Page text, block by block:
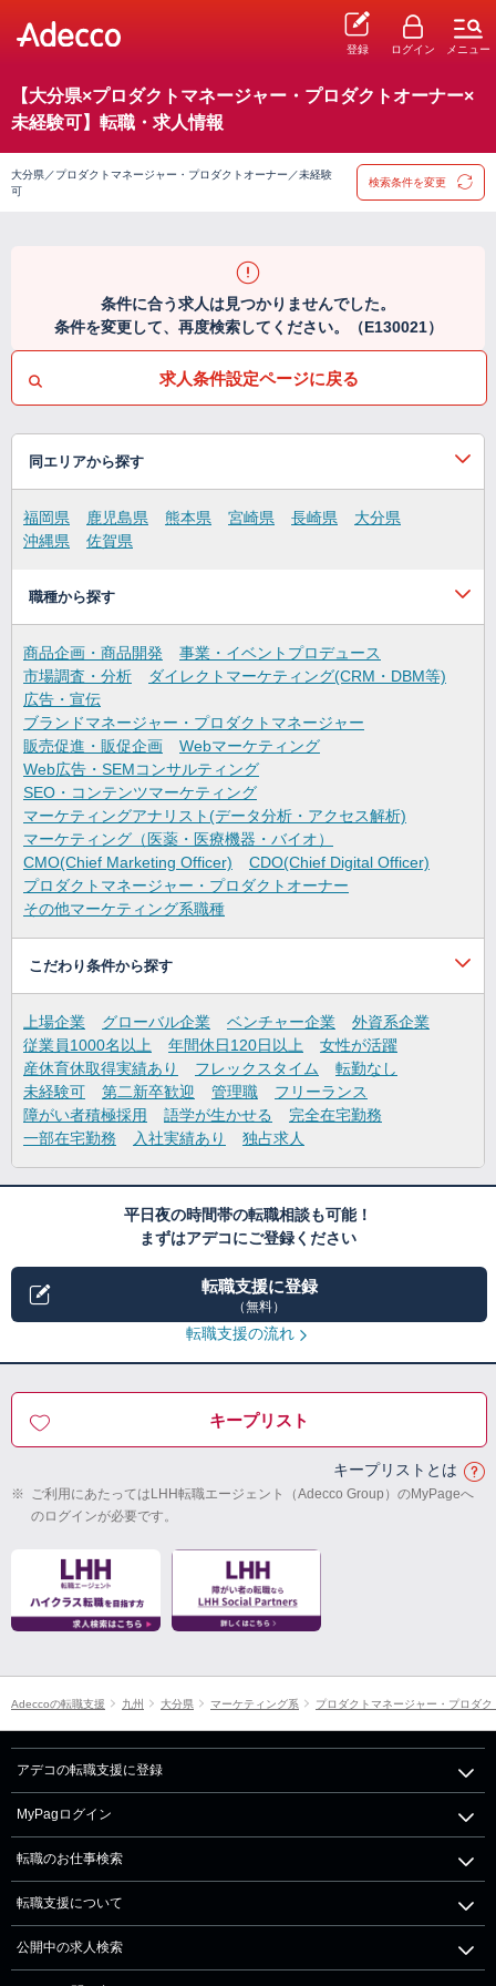
登録 ログイン メニュー
【大分県×プロダクトマネージャー・プロダクトオーナー×
未経験可】転職・求人情報
大分県／プロダクトマネージャー・プロダクトオーナー／未経験
可
検索条件を変更
条件に合う求人は見つかりませんでした。
条件を変更して、再度検索してください。（E130021）
求人条件設定ページに戻る
同エリアから探す
福岡県 鹿児島県 熊本県 宮崎県 長崎県
大分県
沖縄県
佐賀県
職種から探す
商品企画・商品開発
事業・イベントプロデュース
市場調査・分析
ダイレクトマーケティング(CRM・DBM等)
広告・宣伝
ブランドマネージャー・プロダクトマネージャー
販売促進・販促企画
Webマーケティング
Web広告・SEMコンサルティング
SEO・コンテンツマーケティング
マーケティングアナリスト(データ分析・アクセス解析)
マーケティング（医薬・医療機器・バイオ）
CMO(Chief Marketing Officer)
CDO(Chief Digital Officer)
プロダクトマネージャー・プロダクトオーナー
その他マーケティング系職種
こだわり条件から探す
上場企業 グローバル企業 ベンチャー企業
外資系企業
従業員1000名以上
年間休日120日以上
女性が活躍
産休育休取得実績あり
フレックスタイム
転勤なし
未経験可
第二新卒歓迎 管理職
フリーランス
障がい者積極採用
語学が生かせる
完全在宅勤務
一部在宅勤務
入社実績あり 独占求人
平日夜の時間帯の転職相談も可能！
まずはアデコにご登録ください
転職支援に登録
（無料）
転職支援の流れ
キープリスト
キープリストとは
※ ご利用にあたってはLHH転職エージェント（Adecco Group）のMyPageへ
のログインが必要です。
Adeccoの転職支援 九州 大分県 マーケティング系 プロダクトマネージャー・プロダク
アデコの転職支援に登録
MyPagログイン
転職のお仕事検索
転職支援について
公開中の求人検索